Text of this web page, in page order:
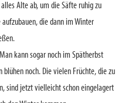
Alte ab, um die Säfte ruhig zu
die dann im Winter
kann sogar noch im Spätherbst
noch. Die vielen Früchte, die zu
sind jetzt vielleicht schon eingelagert